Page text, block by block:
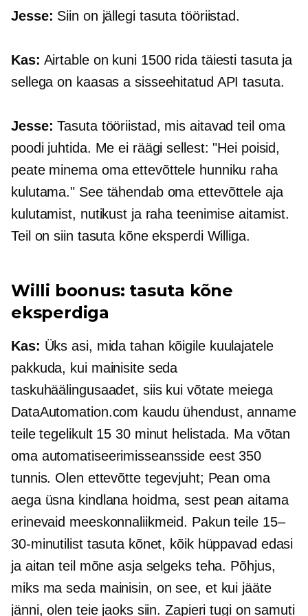
Jesse: Siin on jällegi tasuta tööriistad.
Kas: Airtable on kuni 1500 rida täiesti tasuta ja
sellega on kaasas a sisseehitatud API tasuta.
Jesse: Tasuta tööriistad, mis aitavad teil oma
poodi juhtida. Me ei räägi sellest: "Hei poisid,
peate minema oma ettevõttele hunniku raha
kulutama." See tähendab oma ettevõttele aja
kulutamist, nutikust ja raha teenimise aitamist.
Teil on siin tasuta kõne eksperdi Williga.
Willi boonus: tasuta kõne
eksperdiga
Kas: Üks asi, mida tahan kõigile kuulajatele
pakkuda, kui mainisite seda
taskuhäälingusaadet, siis kui võtate meiega
DataAutomation.com kaudu ühendust, anname
teile tegelikult 15 30 minut helistada. Ma võtan
oma automatiseerimisseansside eest 350
tunnis. Olen ettevõtte tegevjuht; Pean oma
aega üsna kindlana hoidma, sest pean aitama
erinevaid meeskonnaliikmeid. Pakun teile 15–
30-minutilist tasuta kõnet, kõik hüppavad edasi
ja aitan teil mõne asja selgeks teha. Põhjus,
miks ma seda mainisin, on see, et kui jääte
jänni, olen teie jaoks siin. Zapieri tugi on samuti